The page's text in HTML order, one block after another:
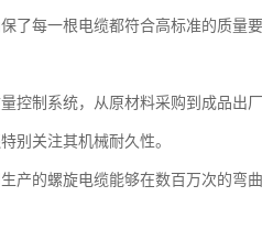
了每一根电缆都符合高标准的质量要
控制系统，从原材料采购到成品出
别关注其机械耐久性。
产的螺旋电缆能够在数百万次的弯